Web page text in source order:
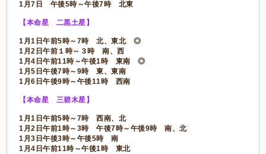
1月7日 午後5時～午後7時 北東
【本命星 二黒土星】
1月1日午前5時～7時 北、東北 ◎
1月2日午前１時～３時 南、西
1月4日午前11時～午後1時 東南 ◎
1月5日午後7時～9時 東、東南
1月6日午後9時～午後11時 西南
【本命星 三碧木星】
1月1日午前5時～7時 西南、北
1月2日午前1時～3時 午後7時～午後9時 南、北
1月3日午後3時～午後5時 南
1月4日午前11時～午後1時 東北